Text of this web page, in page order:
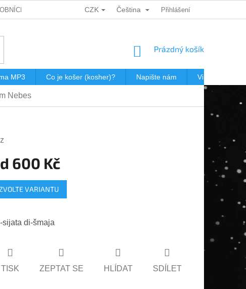
ÚDAJŮ DÁRKOVÉ KUPONY POŠTOVNÉ V JEWISHOP
CZK Čeština Přihlášení
NÁKUPNÍ
Prázdný košík
MP3 Co je košer (kosher)? Napište nám Virtualní
Nebes
600 Kč
VARIANTU
sijata di-šmaja
TISK ZEPTAT SE HLÍDAT SDÍLET